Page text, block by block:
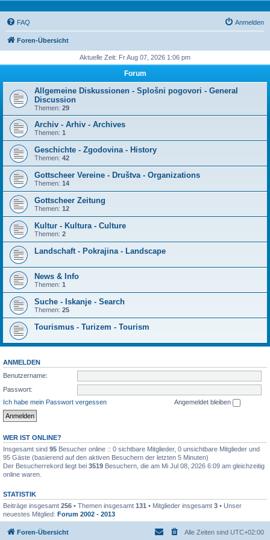
FAQ Anmelden
Foren-Übersicht
Aktuelle Zeit: Fr Aug 07, 2026 1:06 pm
Forum
Allgemeine Diskussionen - Splošni pogovori - General
Discussion
Themen: 29
Archiv - Arhiv - Archives
Themen: 1
Geschichte - Zgodovina - History
Themen: 42
Gottscheer Vereine - Društva - Organizations
Themen: 14
Gottscheer Zeitung
Themen: 12
Kultur - Kultura - Culture
Themen: 2
Landschaft - Pokrajina - Landscape
News & Info
Themen: 1
Suche - Iskanje - Search
Themen: 25
Tourismus - Turizem - Tourism
ANMELDEN
Benutzername:
Passwort:
Ich habe mein Passwort vergessen
Angemeldet bleiben
WER IST ONLINE?
Insgesamt sind 95 Besucher online :: 0 sichtbare Mitglieder, 0 unsichtbare Mitglieder und
95 Gäste (basierend auf den aktiven Besuchern der letzten 5 Minuten)
Der Besucherrekord liegt bei 3519 Besuchern, die am Mi Jul 08, 2026 6:09 am gleichzeitig
online waren.
STATISTIK
Beiträge insgesamt 256 • Themen insgesamt 131 • Mitglieder insgesamt 3 • Unser
neuestes Mitglied: Forum 2002 - 2013
Foren-Übersicht Alle Zeiten sind UTC+02:00